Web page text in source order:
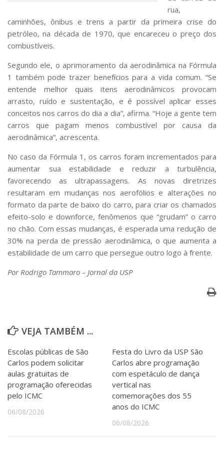
rua,
caminhões, ônibus e trens a partir da primeira crise do
petróleo, na década de 1970, que encareceu o preço dos
combustíveis.
Segundo ele, o aprimoramento da aerodinâmica na Fórmula
1 também pode trazer benefícios para a vida comum. “Se
entende melhor quais itens aerodinâmicos provocam
arrasto, ruído e sustentação, e é possível aplicar esses
conceitos nos carros do dia a dia”, afirma. “Hoje a gente tem
carros que pagam menos combustível por causa da
aerodinâmica”, acrescenta.
No caso da Fórmula 1, os carros foram incrementados para
aumentar sua estabilidade e reduzir a turbulência,
favorecendo as ultrapassagens. As novas diretrizes
resultaram em mudanças nos aerofólios e alterações no
formato da parte de baixo do carro, para criar os chamados
efeito-solo edownforce, fenômenos que “grudam” o carro
no chão. Com essas mudanças, é esperada uma redução de
30% na perda de pressão aerodinâmica, o que aumenta a
estabilidade de um carro que persegue outro logo à frente.
Por Rodrigo Tammaro – Jornal da USP
VEJA TAMBÉM ...
Escolas públicas de São
Carlos podem solicitar
aulas gratuitas de
programação oferecidas
pelo ICMC
06/08/2026
Festa do Livro da USP São
Carlos abre programação
com espetáculo de dança
vertical nas
comemorações dos 55
anos do ICMC
06/08/2026